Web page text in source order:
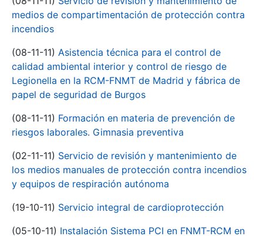
medios de compartimentación de protección contra
incendios
(08-11-11) Asistencia técnica para el control de
calidad ambiental interior y control de riesgo de
Legionella en la RCM-FNMT de Madrid y fábrica de
papel de seguridad de Burgos
(08-11-11) Formación en materia de prevención de
riesgos laborales. Gimnasia preventiva
(02-11-11) Servicio de revisión y mantenimiento de
los medios manuales de protección contra incendios
y equipos de respiración autónoma
(19-10-11) Servicio integral de cardioprotección
(05-10-11) Instalación Sistema PCI en FNMT-RCM en